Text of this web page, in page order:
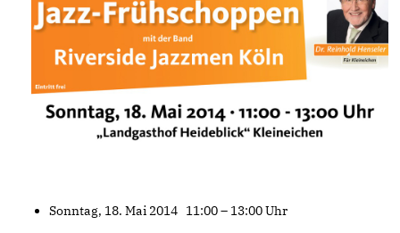
Sonntag, 18. Mai 2014 11:00 – 13:00 Uhr